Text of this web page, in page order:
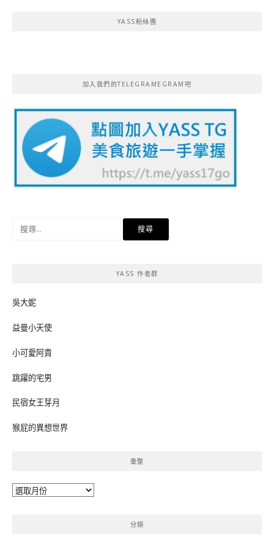
YASS粉絲團
加入我們的TELEGRAMEGRAM吧
YASS 作者群
吳大妮
益曼小天使
小可愛阿貴
跳躍的宅男
民宿女王芽月
猴屁的異想世界
彙整
彙
分類